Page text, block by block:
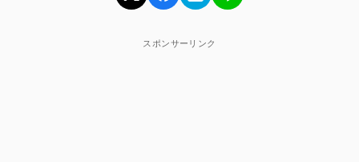
スポンサーリンク